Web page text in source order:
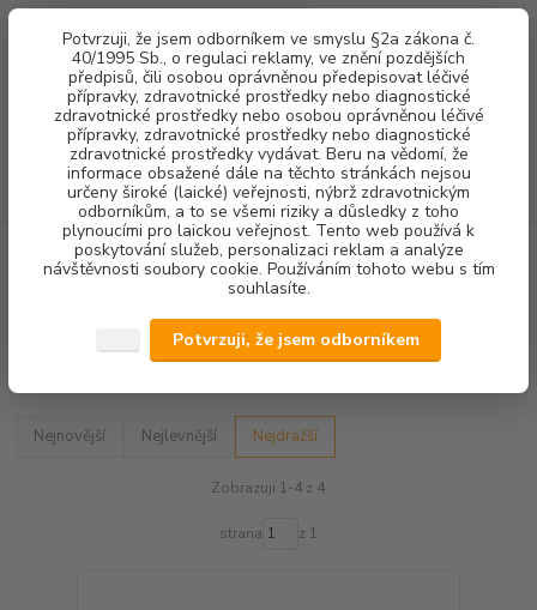
Potvrzuji, že jsem odborníkem ve smyslu §2a zákona č.
40/1995 Sb., o regulaci reklamy, ve znění pozdějších
předpisů, čili osobou oprávněnou předepisovat léčivé
přípravky, zdravotnické prostředky nebo diagnostické
zdravotnické prostředky nebo osobou oprávněnou léčivé
přípravky, zdravotnické prostředky nebo diagnostické
zdravotnické prostředky vydávat. Beru na vědomí, že
informace obsažené dále na těchto stránkách nejsou
určeny široké (laické) veřejnosti, nýbrž zdravotnickým
odborníkům, a to se všemi riziky a důsledky z toho
plynoucími pro laickou veřejnost. Tento web používá k
poskytování služeb, personalizaci reklam a analýze
návštěvnosti soubory cookie. Používáním tohoto webu s tím
souhlasíte.
Potvrzuji, že jsem odborníkem
Menu
CZK
Hledat
(Po-Pá, 8-16 hod.)
za0,00 Kč
ENDODONCIE ENDOMOTORY
ENDOMOTORY
Upřesnit parametry
Nejnovější Nejlevnější Nejdražší
Zobrazuji 1-4 z 4
strana z 1